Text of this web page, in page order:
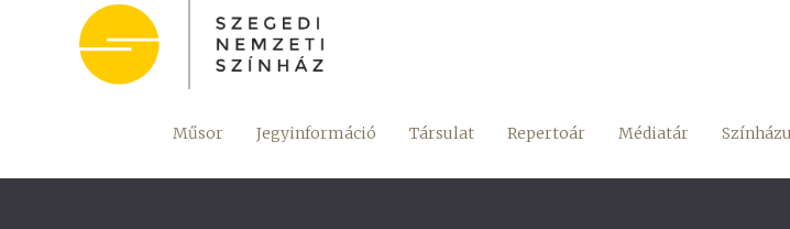
Műsor Jegyinformáció Társulat Repertoár Médiatár